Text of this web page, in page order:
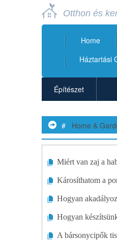
Otthon és
Home
Háztartási
Építészet
Épülettervezés
Építőanyagok és
Szőnyeg
Ajtók
# Home &
Miért van zaj a
Károsíthatom a
Hogyan
Hogyan
A bársonycipők